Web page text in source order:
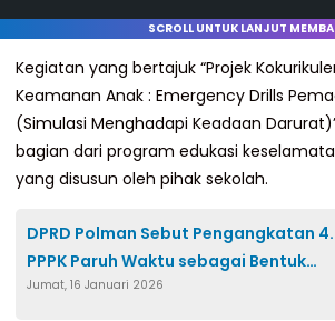
SCROLL UNTUK LANJUT
Kegiatan yang bertajuk “Projek
Keamanan Anak : Emergency Drills
(Simulasi Menghadapi Keadaan
bagian dari program edukasi
yang disusun oleh pihak sekolah.
DPRD Polman Sebut Pengangkatan
PPPK Paruh Waktu sebagai Bentuk
Perhatian Nyata Pemerintah
Jumat, 16 Januari 2026